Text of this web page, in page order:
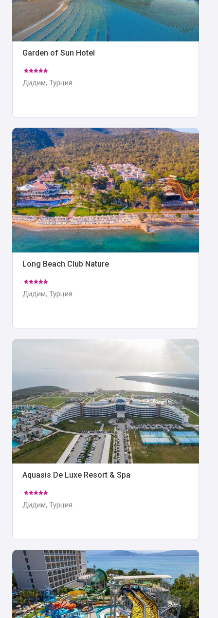
Garden of Sun Hotel
Дидим, Турция
Long Beach Club Nature
Дидим, Турция
Aquasis De Luxe Resort & Spa
Дидим, Турция